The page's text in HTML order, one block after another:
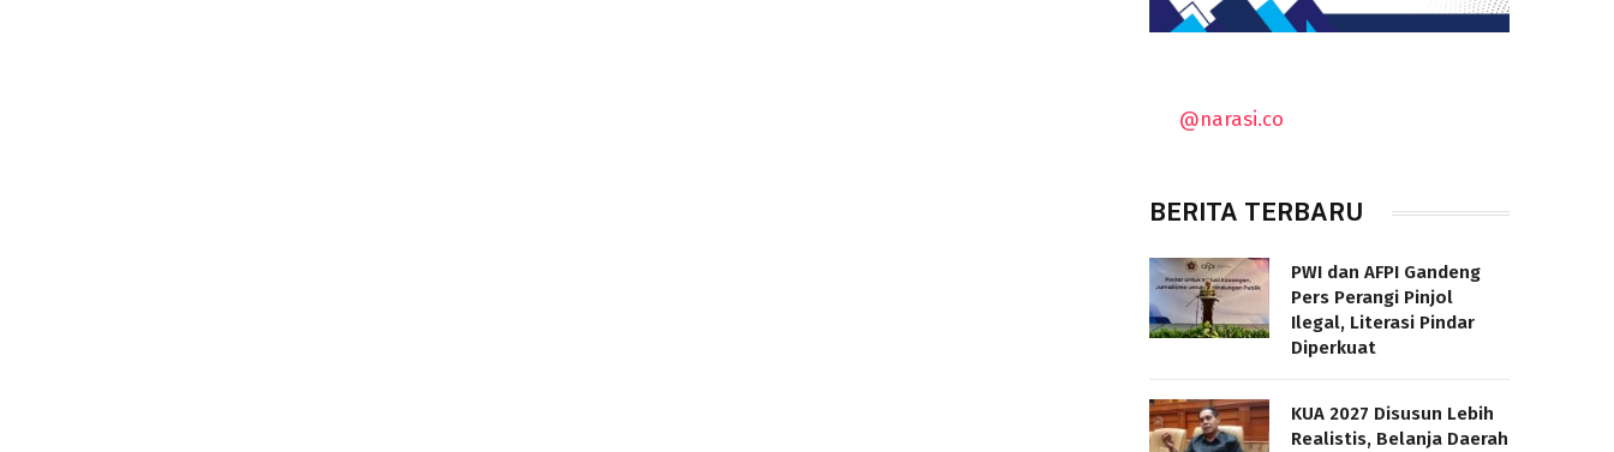
@narasi.co
BERITA TERBARU
PWI dan AFPI Gandeng
Pers Perangi Pinjol
Ilegal, Literasi Pindar
Diperkuat
KUA 2027 Disusun Lebih
Realistis, Belanja Daerah